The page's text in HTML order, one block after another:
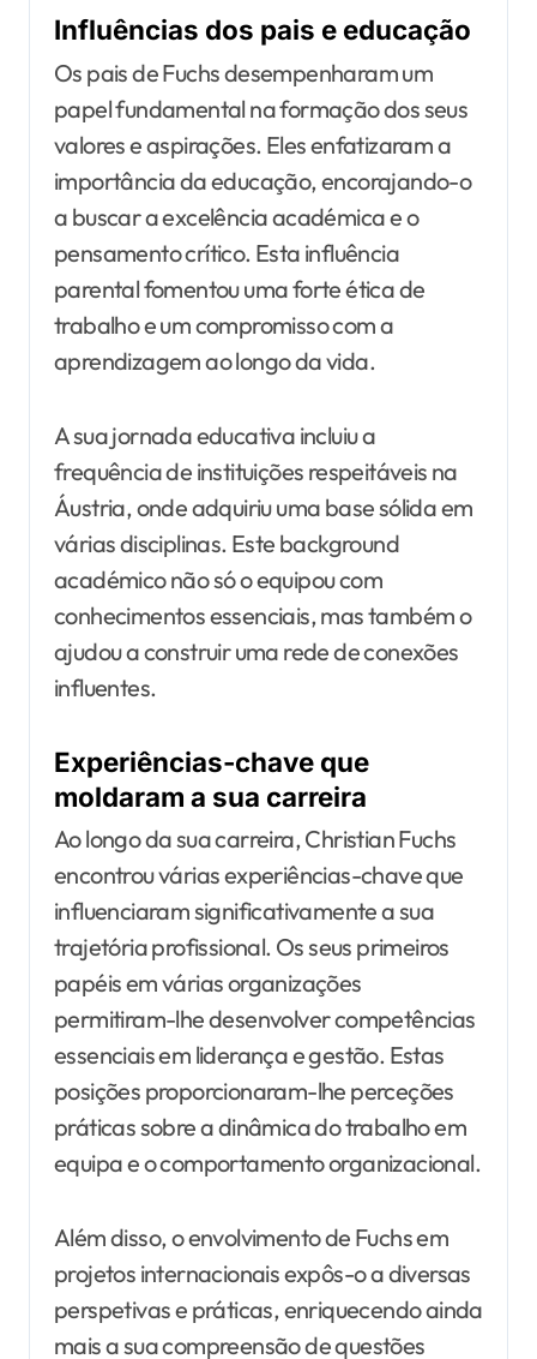
Influências dos pais e educação
Os pais de Fuchs desempenharam um
papel fundamental na formação dos seus
valores e aspirações. Eles enfatizaram a
importância da educação, encorajando-o
a buscar a excelência académica e o
pensamento crítico. Esta influência
parental fomentou uma forte ética de
trabalho e um compromisso com a
aprendizagem ao longo da vida.
A sua jornada educativa incluiu a
frequência de instituições respeitáveis na
Áustria, onde adquiriu uma base sólida em
várias disciplinas. Este background
académico não só o equipou com
conhecimentos essenciais, mas também o
ajudou a construir uma rede de conexões
influentes.
Experiências-chave que
moldaram a sua carreira
Ao longo da sua carreira, Christian Fuchs
encontrou várias experiências-chave que
influenciaram significativamente a sua
trajetória profissional. Os seus primeiros
papéis em várias organizações
permitiram-lhe desenvolver competências
essenciais em liderança e gestão. Estas
posições proporcionaram-lhe perceções
práticas sobre a dinâmica do trabalho em
equipa e o comportamento organizacional.
Além disso, o envolvimento de Fuchs em
projetos internacionais expôs-o a diversas
perspetivas e práticas, enriquecendo ainda
mais a sua compreensão de questões